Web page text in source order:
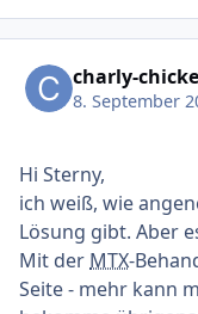
charly-
8. September
Hi Sterny,
ich weiß, wie
Lösung gibt. Aber
Mit der MTX-
Seite - mehr kann